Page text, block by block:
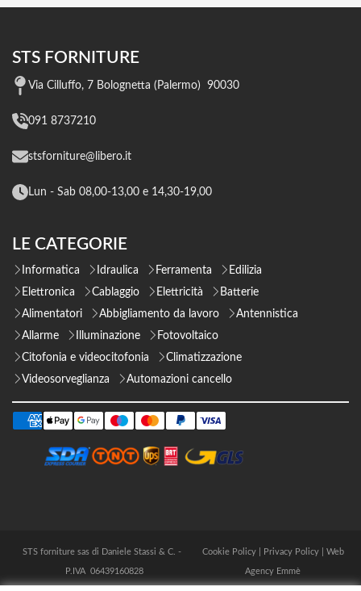
STS FORNITURE
Via Cilluffo, 7 Bolognetta (Palermo) 90030
091 8737210
stsforniture@libero.it
Lun - Sab 08,00-13,00 e 14,30-19,00
LE CATEGORIE
Informatica Idraulica Ferramenta
Edilizia
Elettronica
Cablaggio Elettricità
Batterie
Alimentatori
Abbigliamento da lavoro
Antennistica
Allarme
Illuminazione
Fotovoltaico
Citofonia e videocitofonia
Climatizzazione
Videosorveglianza
Automazioni cancello
STS forniture sas di Daniele Stassi & C. -
P.IVA 06439160828
Cookie Policy| Privacy Policy| Web
Agency Emmè